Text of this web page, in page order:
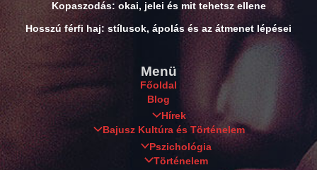
Kopaszodás: okai, jelei és mit tehetsz ellene
Hosszú férfi haj: stílusok, ápolás és az átmenet lépései
Menü
Főoldal
Blog
Hírek
Bajusz Kultúra és Történelem
Pszichológia
Történelem